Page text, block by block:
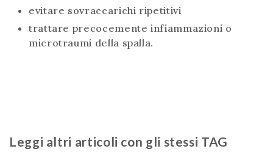
evitare sovraccarichi ripetitivi
trattare precocemente infiammazioni o
microtraumi della spalla.
Leggi altri articoli con gli stessi TAG